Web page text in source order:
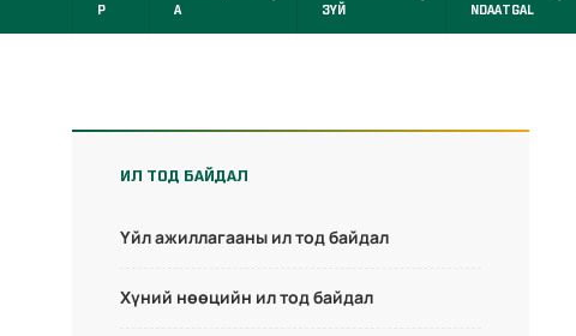
Р
А
ЗҮЙ
NDAATGAL
ИЛ ТОД БАЙДАЛ
Үйл ажиллагааны ил тод байдал
Хүний нөөцийн ил тод байдал